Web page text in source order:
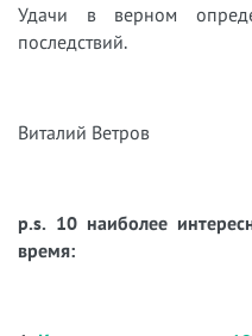
Удачи в верном
последствий.
Виталий Ветров
p.s. 10 наиболее
время: